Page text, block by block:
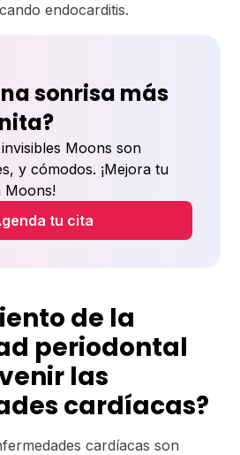
endocarditis.
sonrisa más
Moons son
y cómodos. ¡Mejora tu
Moons!
tu cita
de la
periodontal
las
cardíacas?
cardíacas son